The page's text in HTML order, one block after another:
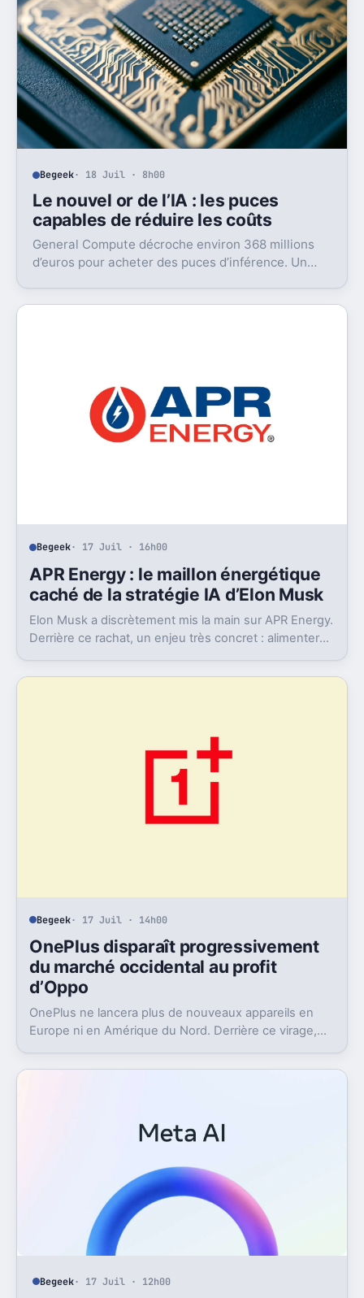
Begeek· 18 Juil · 8h00
Le nouvel or de l’IA : les puces
capables de réduire les coûts
General Compute décroche environ 368 millions
d’euros pour acheter des puces d’inférence. Un
Begeek· 17 Juil · 16h00
APR Energy : le maillon énergétique
caché de la stratégie IA d’Elon Musk
Elon Musk a discrètement mis la main sur APR Energy.
Derrière ce rachat, un enjeu très concret : alimenter
Begeek· 17 Juil · 14h00
OnePlus disparaît progressivement
du marché occidental au profit
d’Oppo
OnePlus ne lancera plus de nouveaux appareils en
Europe ni en Amérique du Nord. Derrière ce virage,
Begeek· 17 Juil · 12h00